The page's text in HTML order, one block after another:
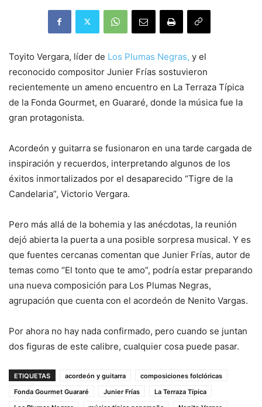
Toyito Vergara, líder de Los Plumas Negras, y el
reconocido compositor Junier Frías sostuvieron
recientemente un ameno encuentro en La Terraza Típica
de la Fonda Gourmet, en Guararé, donde la música fue la
gran protagonista.
Acordeón y guitarra se fusionaron en una tarde cargada de
inspiración y recuerdos, interpretando algunos de los
éxitos inmortalizados por el desaparecido “Tigre de la
Candelaria”, Victorio Vergara.
Pero más allá de la bohemia y las anécdotas, la reunión
dejó abierta la puerta a una posible sorpresa musical. Y es
que fuentes cercanas comentan que Junier Frías, autor de
temas como “El tonto que te amo”, podría estar preparando
una nueva composición para Los Plumas Negras,
agrupación que cuenta con el acordeón de Nenito Vargas.
Por ahora no hay nada confirmado, pero cuando se juntan
dos figuras de este calibre, cualquier cosa puede pasar.
ETIQUETAS acordeón y guitarra
composiciones folclóricas
Fonda Gourmet Guararé
Junier Frías
La Terraza Típica